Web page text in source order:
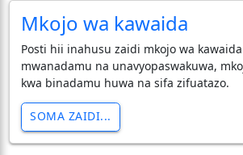
Mkojo wa kawaida
Posti hii inahusu zaidi mkojo wa
mwanadamu na unavyopaswakuwa,
kwa binadamu huwa na sifa zifuatazo.
SOMA ZAIDI...